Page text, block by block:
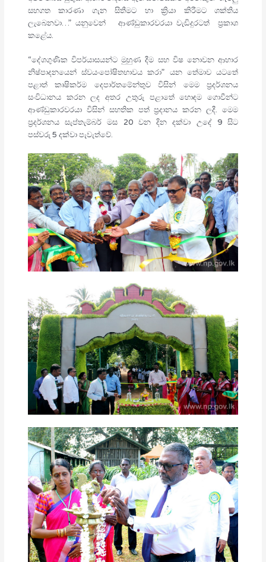
සහගත කාරණා ගැන සිතීමට හා ක්‍රියා කිරීමට ශක්තිය
ලැබෙනවා…” යනුවෙන් ආණ්ඩුකාරවරයා වැඩිදුරටත් ප්‍රකාශ
කළේය.
“දේශගුණික විපර්යාසයන්ට මුහුණ දීම සහ විෂ නොවන ආහාර
නිෂ්පාදනයෙන් ස්වයංපෝෂිතභාවය කරා” යන තේමාව යටතේ
පළාත් කෘෂිකර්ම දෙපාර්තමේන්තුව විසින් මෙම ප්‍රදර්ශනය
සංවිධානය කරන ලද අතර උතුරු පළාතේ හොඳම ගොවීන්ට
ආණ්ඩුකාරවරයා විසින් සහතික පත් ප්‍රදානය කරන ලදී. මෙම
ප්‍රදර්ශනය සැප්තැම්බර් මස 20 වන දින දක්වා උදේ 9 සිට
පස්වරු 5 දක්වා පැවැත්වේ.